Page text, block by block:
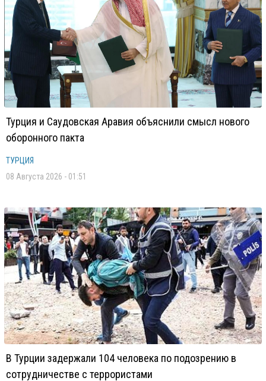
Турция и Саудовская Аравия объяснили смысл нового
оборонного пакта
ТУРЦИЯ
08 Августа 2026 - 01:51
В Турции задержали 104 человека по подозрению в
сотрудничестве с террористами